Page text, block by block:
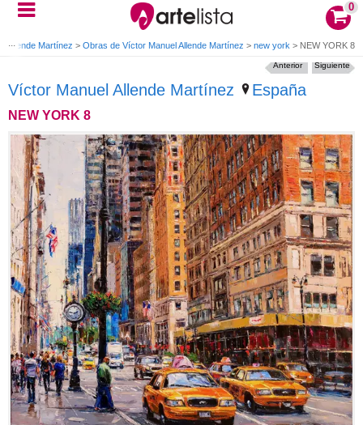
0
Allende Martínez > Obras de Víctor Manuel Allende Martínez > new york > NEW YORK 8
Víctor Manuel Allende Martínez España
NEW YORK 8
Siguiente
Anterior